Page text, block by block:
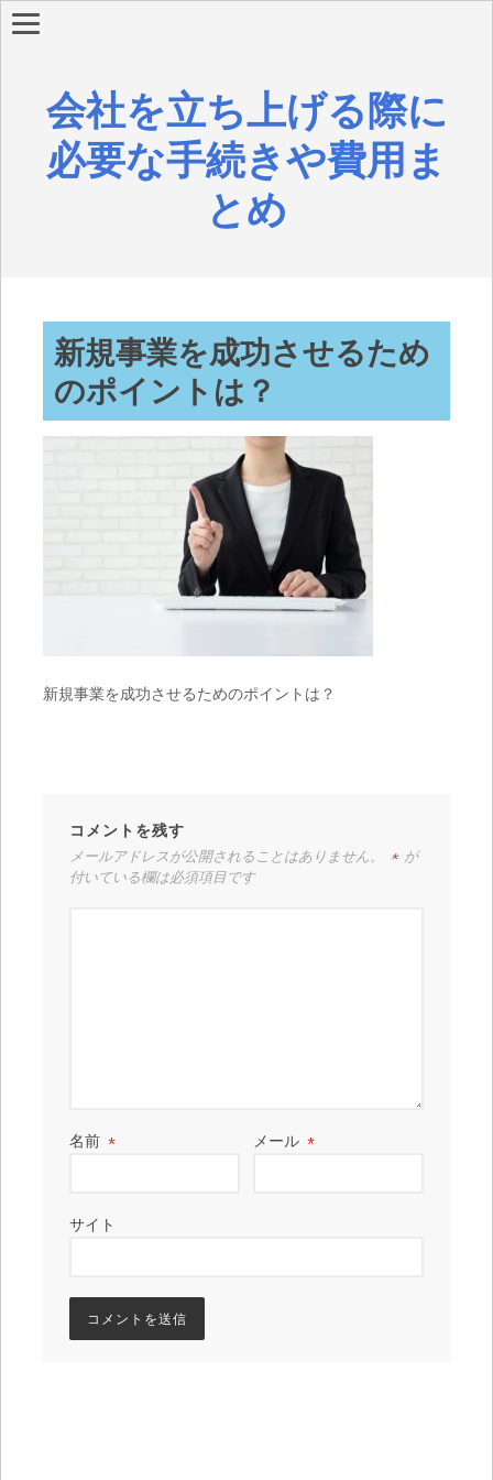
会社を立ち上げる際に
必要な手続きや費用ま
とめ
新規事業を成功させるため
のポイントは？
新規事業を成功させるためのポイントは？
コメントを残す
メールアドレスが公開されることはありません。 *が
付いている欄は必須項目です
名前 * メール*
サイト